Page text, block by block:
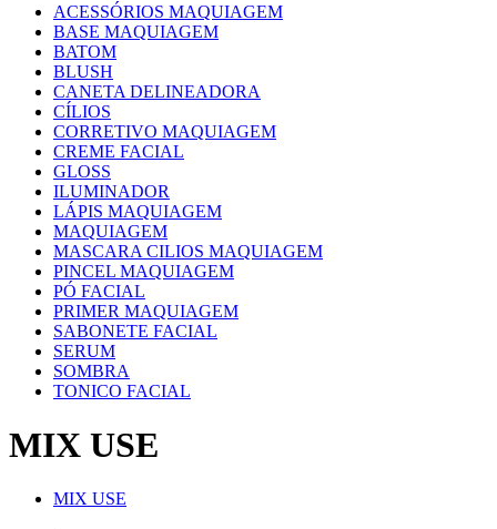
ACESSÓRIOS MAQUIAGEM
BASE MAQUIAGEM
BATOM
BLUSH
CANETA DELINEADORA
CÍLIOS
CORRETIVO MAQUIAGEM
CREME FACIAL
GLOSS
ILUMINADOR
LÁPIS MAQUIAGEM
MAQUIAGEM
MASCARA CILIOS MAQUIAGEM
PINCEL MAQUIAGEM
PÓ FACIAL
PRIMER MAQUIAGEM
SABONETE FACIAL
SERUM
SOMBRA
TONICO FACIAL
MIX USE
MIX USE